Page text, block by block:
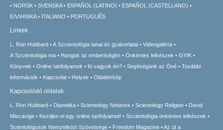
NORSK
SVENSKA ESPAÑOL (LATINO)
ESPAÑOL (CASTELLANO)
ΕΛΛΗΝΙΚA
ITALIANO PORTUGUÊS
Linkek
L. Ron Hubbard A Szcientológia tanai és gyakorlatai
Videogaléria
A Szcientológia ma
Hangok az emberiségért Önkéntes lelkészek
GYIK
Könyvek
Online tanfolyamok Ki vagyok én? Segítségünk az Öné
További
információk
Kapcsolat Helyek Oldaltérkép
Kapcsolódó oldalak
L. Ron Hubbard Dianetika Scientology Network Scientology Religion
David
Miscavige
Kezdjen el egy online tanfolyamot!
Szcientológia önkéntes lelkészek
Scientológusok Nemzetközi Szövetsége
Freedom Magazine Az út a